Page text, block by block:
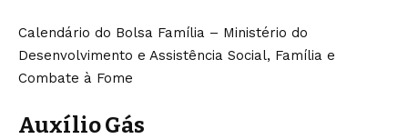
Calendário do Bolsa Família – Ministério do
Desenvolvimento e Assistência Social, Família e
Combate à Fome
Auxílio Gás